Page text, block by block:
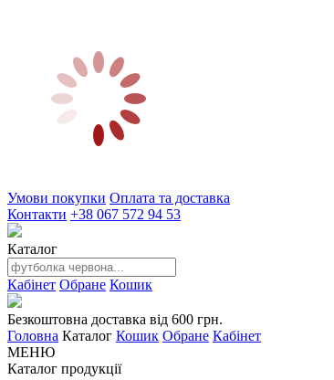
Умови покупки Оплата та доставка
Контакти +38 067 572 94 53
Каталог
Кабінет Обране Кошик
Безкоштовна доставка від 600 грн.
Головна Каталог Кошик Обране Кабінет
МЕНЮ
Каталог продукції